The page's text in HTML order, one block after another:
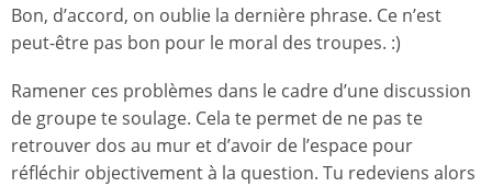
Bon, d’accord, on oublie la dernière phrase. Ce n’est
peut-être pas bon pour le moral des troupes. :)
Ramener ces problèmes dans le cadre d’une discussion
de groupe te soulage. Cela te permet de ne pas te
retrouver dos au mur et d’avoir de l’espace pour
réfléchir objectivement à la question. Tu redeviens alors